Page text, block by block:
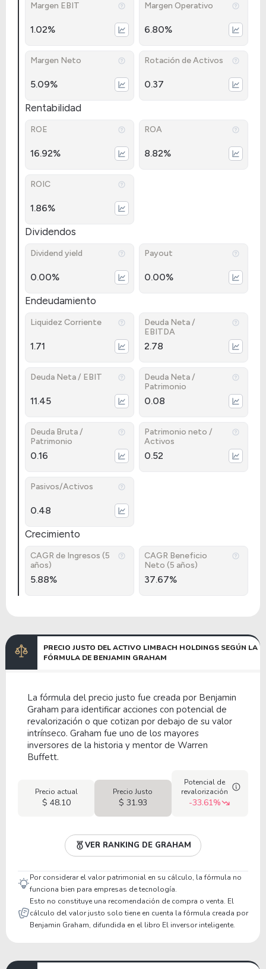
Margen EBIT
1.02%
Margen Operativo
6.80%
Margen Neto
5.09%
Rotación de Activos
0.37
Rentabilidad
ROE
16.92%
ROA
8.82%
ROIC
1.86%
Dividendos
Dividend yield
0.00%
Payout
0.00%
Endeudamiento
Liquidez Corriente
1.71
Deuda Neta /
EBITDA
2.78
Deuda Neta / EBIT
11.45
Deuda Neta /
Patrimonio
0.08
Deuda Bruta /
Patrimonio
0.16
Patrimonio neto /
Activos
0.52
Pasivos/Activos
0.48
Crecimiento
CAGR de Ingresos (5
años)
5.88%
CAGR Beneficio
Neto (5 años)
37.67%
PRECIO JUSTO DEL ACTIVO LIMBACH HOLDINGS SEGÚN LA
FÓRMULA DE BENJAMIN GRAHAM
La fórmula del precio justo fue creada por Benjamin
Graham para identificar acciones con potencial de
revalorización o que cotizan por debajo de su valor
intrínseco. Graham fue uno de los mayores
inversores de la historia y mentor de Warren
Buffett.
Precio actual
$ 48.10
Precio Justo
$ 31.93
Potencial de
revalorización
-33.61%
VER RANKING DE GRAHAM
Por considerar el valor patrimonial en su cálculo, la fórmula no
funciona bien para empresas de tecnología.
Esto no constituye una recomendación de compra o venta. El
cálculo del valor justo solo tiene en cuenta la fórmula creada por
Benjamin Graham, difundida en el libro El inversor inteligente.